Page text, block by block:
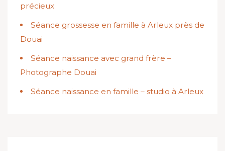
précieux
Séance grossesse en famille à Arleux près de
Douai
Séance naissance avec grand frère –
Photographe Douai
Séance naissance en famille – studio à Arleux